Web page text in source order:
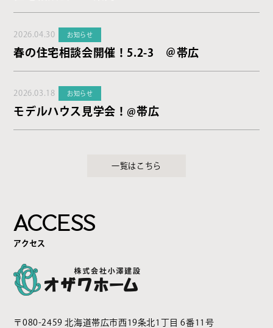
2026.04.30 お知らせ
春の住宅相談会開催！5.2-3 ＠帯広
2026.03.18 お知らせ
モデルハウス見学会！@帯広
一覧はこちら
ACCESS
アクセス
〒080-2459 北海道帯広市西19条北1丁目 6番11号